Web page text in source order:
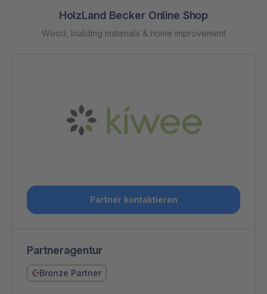
HolzLand Becker Online Shop
Wood, building materials & home improvement
Partner kontaktieren
Partneragentur
Bronze Partner